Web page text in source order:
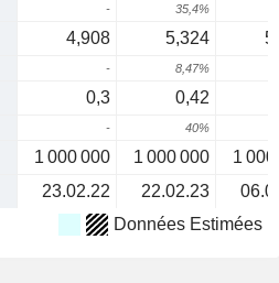
- 35,4%
4,908 5,324
- 8,47%
0,3 0,42
- 40%
1 000 000 1 000 000
1
23.02.22 22.02.23
Données Estimées